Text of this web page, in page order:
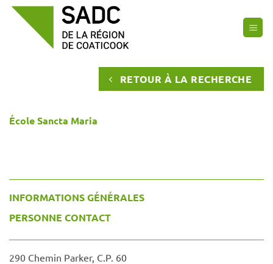
Passer
RETOUR À LA RECHERCHE
École Sancta Maria
INFORMATIONS GÉNÉRALES
PERSONNE CONTACT
290 Chemin Parker, C.P. 60